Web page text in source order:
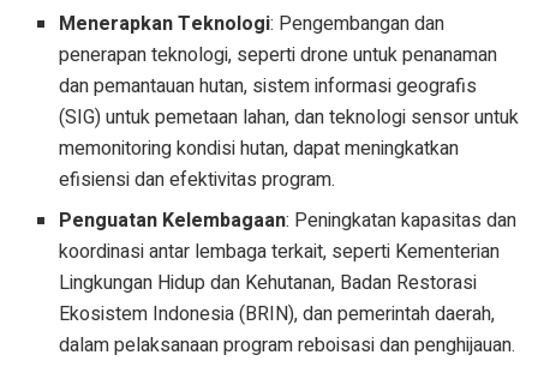
Menerapkan Teknologi: Pengembangan dan
penerapan teknologi, seperti drone untuk penanaman
dan pemantauan hutan, sistem informasi geografis
(SIG) untuk pemetaan lahan, dan teknologi sensor untuk
memonitoring kondisi hutan, dapat meningkatkan
efisiensi dan efektivitas program.
Penguatan Kelembagaan: Peningkatan kapasitas dan
koordinasi antar lembaga terkait, seperti Kementerian
Lingkungan Hidup dan Kehutanan, Badan Restorasi
Ekosistem Indonesia (BRIN), dan pemerintah daerah,
dalam pelaksanaan program reboisasi dan penghijauan.